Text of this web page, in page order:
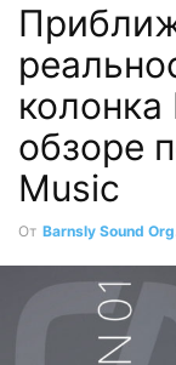
колонка
обзоре
Music
От Barnsly Sound